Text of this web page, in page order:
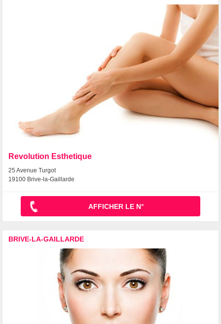
Revolution Esthetique
25 Avenue Turgot
19100 Brive-la-Gaillarde
AFFICHER LE N°
BRIVE-LA-GAILLARDE